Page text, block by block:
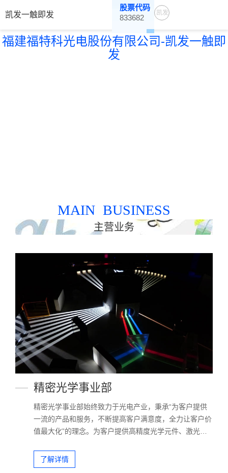
福建福特科光电股份有限公司-凯发一触即
发
凯发一触即发
股票代码
833682
凯发
即发
MAIN BUSINESS
主营业务
精密光学事业部
精密光学事业部始终致力于光电产业，秉承“为客户提供
一流的产品和服务，不断提高客户满意度，全力让客户价
值最大化”的理念。为客户提供高精度光学元件、激光和
系统及光学系统凯发一触即发的解决方案。公司产品主要
应用于精密仪器、半导体生产、微测量系统、建筑测绘、
了解详情